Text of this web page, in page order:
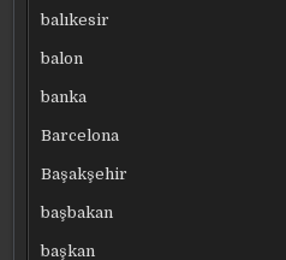
balıkesir
balon
banka
Barcelona
Başakşehir
başbakan
başkan